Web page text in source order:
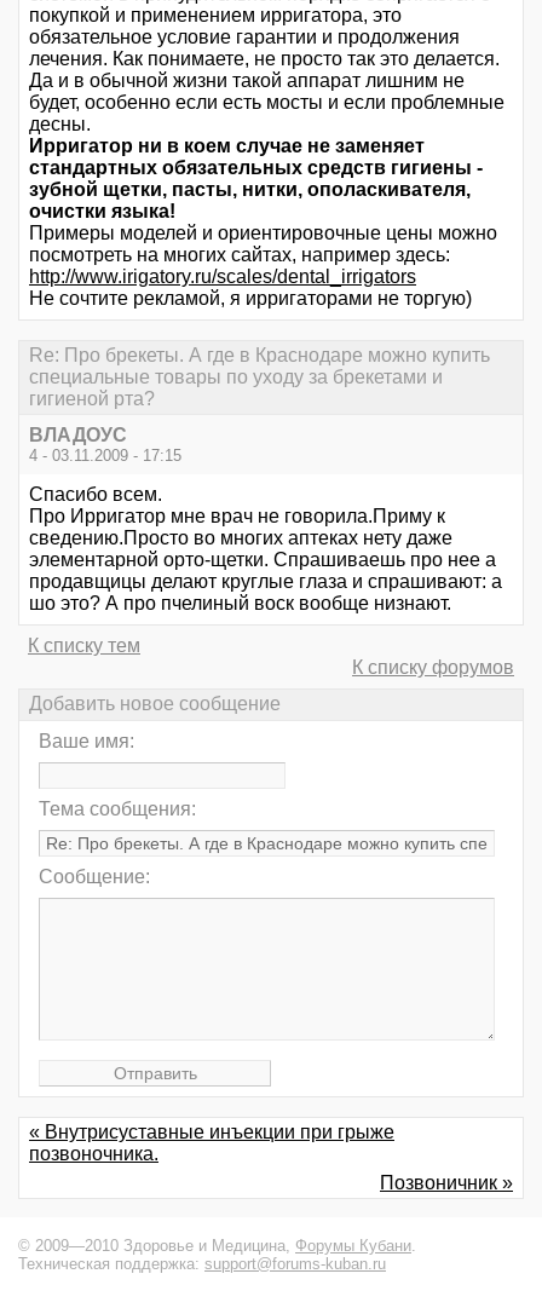
покупкой и применением ирригатора, это
обязательное условие гарантии и продолжения
лечения. Как понимаете, не просто так это делается.
Да и в обычной жизни такой аппарат лишним не
будет, особенно если есть мосты и если проблемные
десны.
Ирригатор ни в коем случае не заменяет
стандартных обязательных средств гигиены -
зубной щетки, пасты, нитки, ополаскивателя,
очистки языка!
Примеры моделей и ориентировочные цены можно
посмотреть на многих сайтах, например здесь:
http://www.irigatory.ru/scales/dental_irrigators
Не сочтите рекламой, я ирригаторами не торгую)
Re: Про брекеты. А где в Краснодаре можно купить
специальные товары по уходу за брекетами и
гигиеной рта?
ВЛАДОУС
4 - 03.11.2009 - 17:15
Спасибо всем.
Про Ирригатор мне врач не говорила.Приму к
сведению.Просто во многих аптеках нету даже
элементарной орто-щетки. Спрашиваешь про нее а
продавщицы делают круглые глаза и спрашивают: а
шо это? А про пчелиный воск вообще низнают.
К списку тем
К списку форумов
Добавить новое сообщение
Ваше имя:
Тема сообщения:
Сообщение:
« Внутрисуставные инъекции при грыже
позвоночника.
Позвоничник »
© 2009—2010 Здоровье и Медицина, Форумы Кубани.
Техническая поддержка: support@forums-kuban.ru